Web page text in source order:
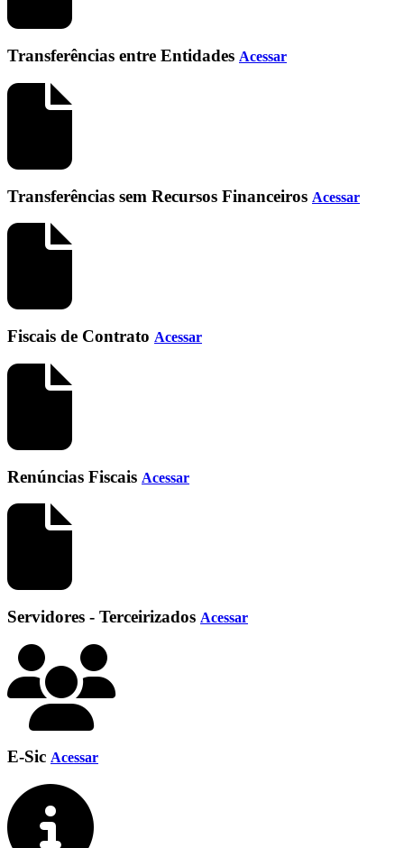
Transferências entre Entidades Acessar
Transferências sem Recursos Financeiros Acessar
Fiscais de Contrato Acessar
Renúncias Fiscais Acessar
Servidores - Terceirizados Acessar
E-Sic Acessar